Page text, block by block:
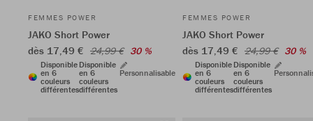
FEMMES POWER
JAKO Short Power
dès 17,49 € 24,99 € 30 %
Disponible
en 6
couleurs
différentes
Disponible
en 6
couleurs
différentes
Personnalisable
FEMMES POWER
JAKO Short Power
dès 17,49 € 24,99 € 30 %
Disponible
en 6
couleurs
différentes
Disponible
en 6
couleurs
différentes